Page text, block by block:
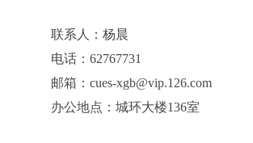
联系人：杨晨
电话：62767731
邮箱：cues-xgb@vip.126.com
办公地点：城环大楼136室